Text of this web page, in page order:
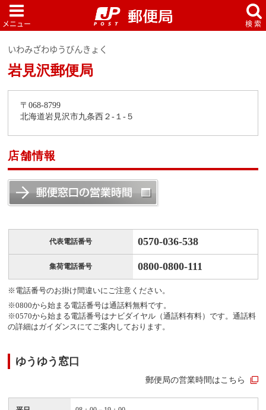
いわみざわゆうびんきょく
岩見沢郵便局
〒068-8799
北海道岩見沢市九条西２-１-５
店舗情報
代表電話番号 0570-036-538
集荷電話番号 0800-0800-111
※電話番号のお掛け間違いにご注意ください。
※0800から始まる電話番号は通話料無料です。
※0570から始まる電話番号はナビダイヤル（通話料有料）です。通話料
の詳細はガイダンスにてご案内しております。
ゆうゆう窓口
郵便局の営業時間はこちら